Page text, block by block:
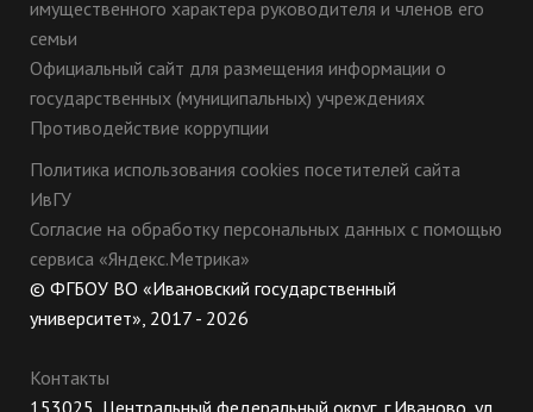
имущественного характера руководителя и членов его
семьи
Официальный сайт для размещения информации о
государственных (муниципальных) учреждениях
Противодействие коррупции
Политика использования cookies посетителей сайта
ИвГУ
Согласие на обработку персональных данных с помощью
сервиса «Яндекс.Метрика»
© ФГБОУ ВО «Ивановский государственный
университет», 2017 - 2026
Контакты